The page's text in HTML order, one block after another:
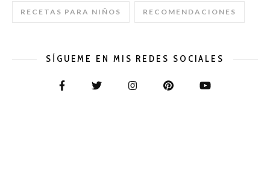
RECETAS PARA NIÑOS RECOMENDACIONES
SÍGUEME EN MIS REDES SOCIALES